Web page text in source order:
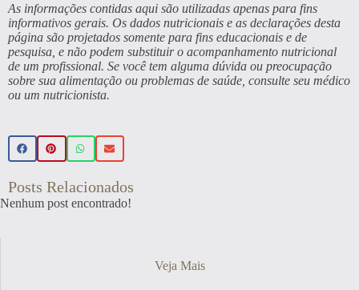
As informações contidas aqui são utilizadas apenas para fins
informativos gerais. Os dados nutricionais e as declarações desta
página são projetados somente para fins educacionais e de
pesquisa, e não podem substituir o acompanhamento nutricional
de um profissional. Se você tem alguma dúvida ou preocupação
sobre sua alimentação ou problemas de saúde, consulte seu médico
ou um nutricionista.
Posts Relacionados
Nenhum post encontrado!
Veja Mais